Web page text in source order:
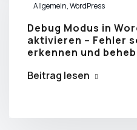
Allgemein,WordPress
Debug Modus in
aktivieren – Fehler
erkennen und
Beitrag lesen